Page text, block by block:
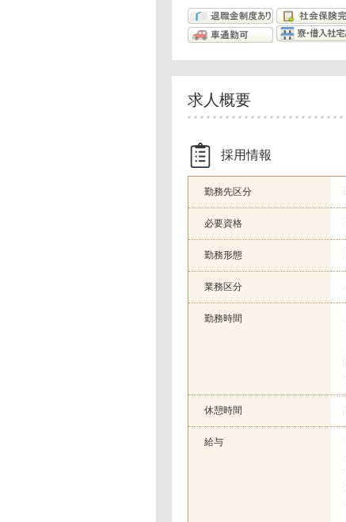
求人概要
採用情報
勤務先区分
必要資格
勤務形態
業務区分
勤務時間
休憩時間
給与